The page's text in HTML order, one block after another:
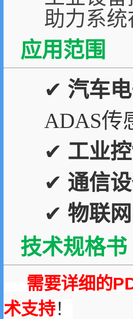
助力系
应用范围
✔ 汽车
ADAS传
✔ 工业
✔ 通信
✔ 物联网
技术规格
需要详细的
术支持！